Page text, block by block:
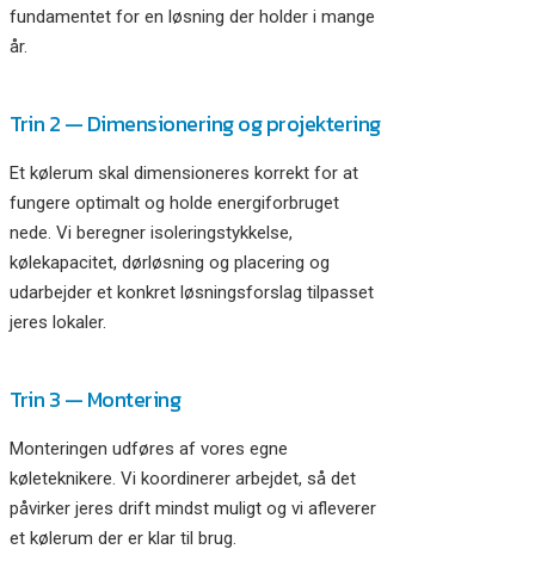
fundamentet for en løsning der holder i mange
år.
Trin 2 — Dimensionering og projektering
Et kølerum skal dimensioneres korrekt for at
fungere optimalt og holde energiforbruget
nede. Vi beregner isoleringstykkelse,
kølekapacitet, dørløsning og placering og
udarbejder et konkret løsningsforslag tilpasset
jeres lokaler.
Trin 3 — Montering
Monteringen udføres af vores egne
køleteknikere. Vi koordinerer arbejdet, så det
påvirker jeres drift mindst muligt og vi afleverer
et kølerum der er klar til brug.